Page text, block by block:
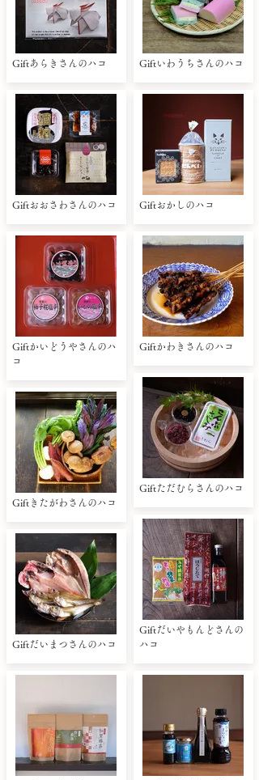
Giftあらきさんのハコ
Giftおおさわさんのハコ
Giftかいどうやさんのハ
コ
Giftきたがわさんのハコ
Giftだいまつさんのハコ
Giftいわうちさんのハコ
Giftおかしのハコ
Giftかわきさんのハコ
Giftただむらさんのハコ
Giftだいやもんどさんの
ハコ